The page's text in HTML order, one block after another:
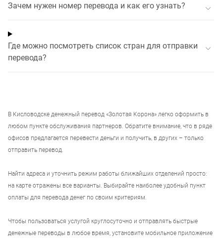
Зачем нужен номер перевода и как его узнать?
Где можно посмотреть список стран для отправки
перевода?
В Кисловодске денежный перевод «Золотая Корона» легко оформить в
любом пункте обслуживания партнеров. Обратите внимание, что в ряде
офисов предлагается перевести деньги и получить, в других – только
отправить перевод.
Найти адреса и уточнить режим работы ближайших отделений просто:
на карте отражены все варианты. Выбирайте наиболее удобный пункт
оплаты для перевода денег по своим критериям.
Чтобы пользоваться услугой круглосуточно и отправлять быстрые
денежные переводы в любое время, установите мобильное приложение